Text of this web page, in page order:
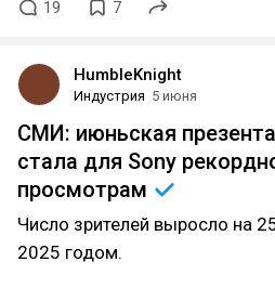
19 7
HumbleKnight
Индустрия 5 июня
СМИ: июньская
стала для Sony
просмотрам
Число зрителей выросло на
2025 годом.